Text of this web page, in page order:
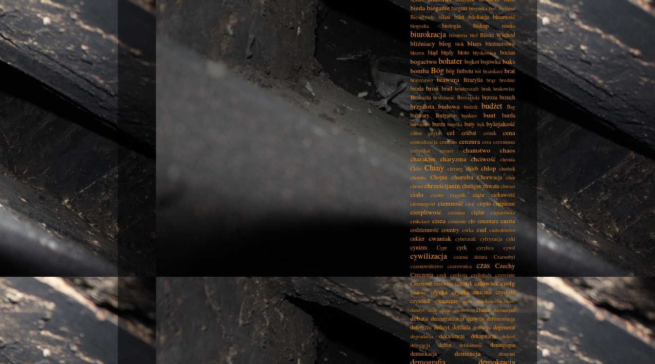
bieda bieganie biegun biegunka biel bielizna
Bieszczady
bikini bilet bilokacja binarność
biografia biologia biskup biurko
biurokracja biżuteria blef Bliski Wschód
bliźniacy blog blok blues bluźnierstwo
błazen błąd błędy błoto błyskawica bocian
bogactwo bohater bojkot bojówka boks
bomba Bóg bóg futbolu ból bramkarz brat
braterstwo brawura Brazylia brąz brednie
broda broń brud bruderszaft bruk brukowiec
Bruksela brutalność Brzeziński brzoza brzuch
brzydota budowa budzik budżet Bug
bulwary Bułgaria bunkier bunt burda
burmistrz burza butelka buty byk bylejakość
całun cegła cel celibat celnik cena
centralizacja centrum cenzura cera ceremonia
certyfikat
cesarz chamstwo
chaos
charakter charyzma chciwość
chemia
Chile Chiny chirurg chleb chłop chodnik
choinka Chopin choroba Chorwacja chór
chrust chrześcijanin chuligan chwała chwast
ciało ciasto ciągnik ciąża ciekawość
ciemnogród ciemność cień ciepło cierpienie
cierpliwość cieśnina ciężar
ciężarówka
cinkciarz cisza ciśnienie cło cmentarz cnota
codzienność country córka cud cudzołóstwo
cukier cwaniak cyberatak cyfryzacja cykl
cynizm Cypr cyrk cyrylica cywil
cywilizacja czarna dziura
Czarnobyl
czarnowidztwo
czarownica czas Czechy
Czeczenia czek czekista czekolada czereśnie
Czernobyl czerwiec członek człowiek czołg
czułość czystka czystka etniczna czystość
czytelnik ćwiczenie dach
dalekowzroczność
dandys dane dane osobowe Dania darmozjad
debata decentralizacja decyzja defenestracja
defetyzm deficyt defilada definicja degenerat
degradacja dekadencja dekapitacja
dekret
delegacja
delfin delikatność
demagogia
demaskacja
demencja dementi